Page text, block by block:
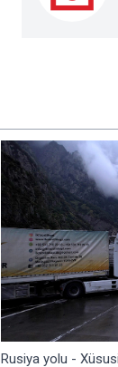
Rusiya yolu -